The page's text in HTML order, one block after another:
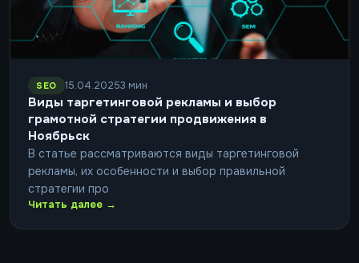
SEO 15.04.20253 мин
Виды таргетинговой рекламы и выбор
грамотной стратегии продвижения в
Ноябрьск
В статье рассматриваются виды таргетинговой
рекламы, их особенности и выбор правильной
стратегии про
Читать далее →